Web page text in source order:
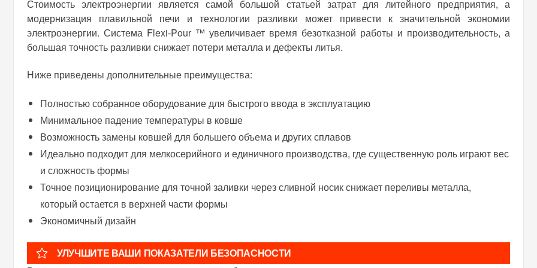
Стоимость электроэнергии является самой большой статьей затрат для литейного предприятия, а
модернизация плавильной печи и технологии разливки может привести к значительной экономии
электроэнергии. Система Flexi-Pour ™ увеличивает время безотказной работы и производительность, а
большая точность разливки снижает потери металла и дефекты литья.
Ниже приведены дополнительные преимущества:
Полностью собранное оборудование для быстрого ввода в эксплуатацию
Минимальное падение температуры в ковше
Возможность замены ковшей для большего объема и других сплавов
Идеально подходит для мелкосерийного и единичного производства, где существенную роль играют вес
и сложность формы
Точное позиционирование для точной заливки через сливной носик снижает переливы металла,
который остается в верхней части формы
Экономичный дизайн
УЛУЧШИТЕ ВАШИ ПОКАЗАТЕЛИ БЕЗОПАСНОСТИ